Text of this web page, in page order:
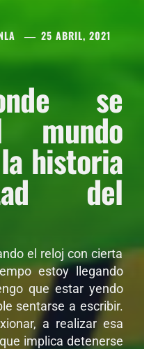
25 ABRIL, 2021
se
mundo
historia
del
el reloj con cierta
estoy llegando
que estar yendo
sentarse a escribir.
a realizar esa
implica detenerse